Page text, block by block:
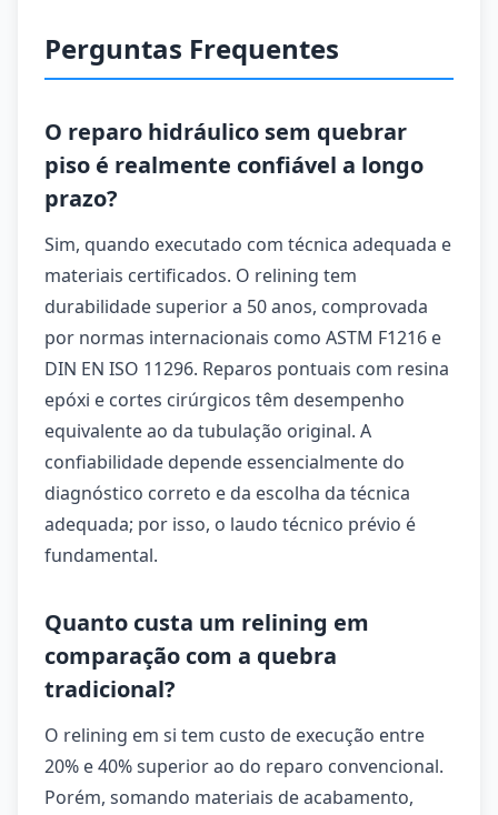
Perguntas Frequentes
O reparo hidráulico sem quebrar
piso é realmente confiável a longo
prazo?
Sim, quando executado com técnica adequada e
materiais certificados. O relining tem
durabilidade superior a 50 anos, comprovada
por normas internacionais como ASTM F1216 e
DIN EN ISO 11296. Reparos pontuais com resina
epóxi e cortes cirúrgicos têm desempenho
equivalente ao da tubulação original. A
confiabilidade depende essencialmente do
diagnóstico correto e da escolha da técnica
adequada; por isso, o laudo técnico prévio é
fundamental.
Quanto custa um relining em
comparação com a quebra
tradicional?
O relining em si tem custo de execução entre
20% e 40% superior ao do reparo convencional.
Porém, somando materiais de acabamento,